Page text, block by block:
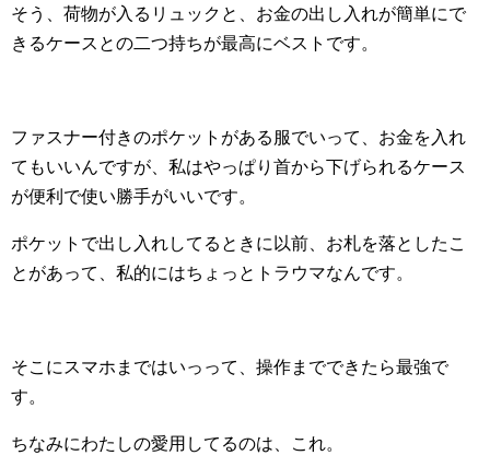
そう、荷物が入るリュックと、お金の出し入れが簡単にで
きるケースとの二つ持ちが最高にベストです。
ファスナー付きのポケットがある服でいって、お金を入れ
てもいいんですが、私はやっぱり首から下げられるケース
が便利で使い勝手がいいです。
ポケットで出し入れしてるときに以前、お札を落としたこ
とがあって、私的にはちょっとトラウマなんです。
そこにスマホまではいっって、操作までできたら最強で
す。
ちなみにわたしの愛用してるのは、これ。